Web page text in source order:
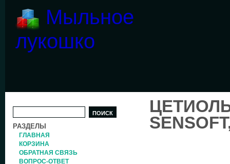
Мыльное
лукошко
РАЗДЕЛЫ
ГЛАВНАЯ
КОРЗИНА
ОБРАТНАЯ СВЯЗЬ
ВОПРОС-ОТВЕТ